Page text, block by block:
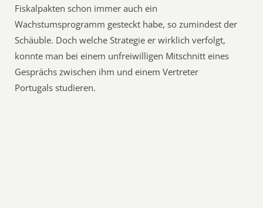
Fiskalpakten schon immer auch ein
Wachstumsprogramm gesteckt habe, so zumindest der
Schäuble. Doch welche Strategie er wirklich verfolgt,
konnte man bei einem unfreiwilligen Mitschnitt eines
Gesprächs zwischen ihm und einem Vertreter
Portugals studieren.